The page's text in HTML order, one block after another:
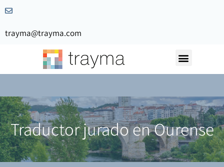
trayma@trayma.com
Traductor jurado en Ourense